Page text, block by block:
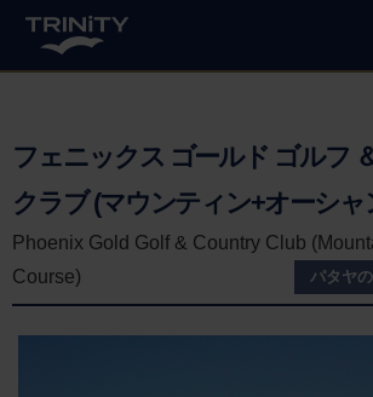
フェニックス ゴールド ゴルフ
クラブ (マウンティン+オーシャ
Phoenix Gold Golf & Country Club
Course)
パタヤ